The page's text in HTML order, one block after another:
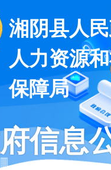
湘阴县人
人力资源
保障局
信息